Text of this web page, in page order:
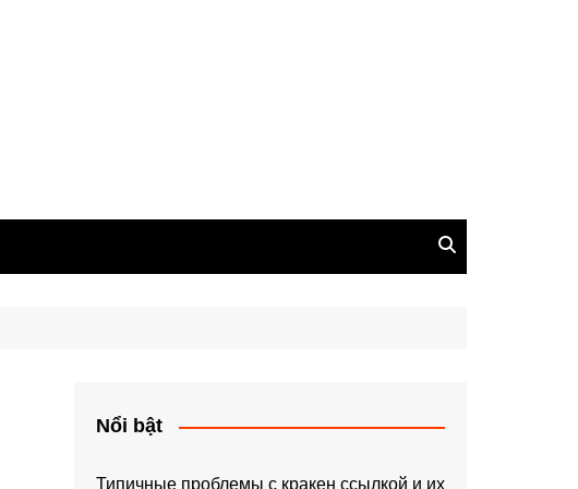
Nổi bật
Типичные проблемы с кракен ссылкой и их